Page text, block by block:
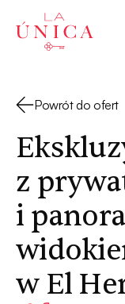
La Única
Powrót do ofert
z
i
w El